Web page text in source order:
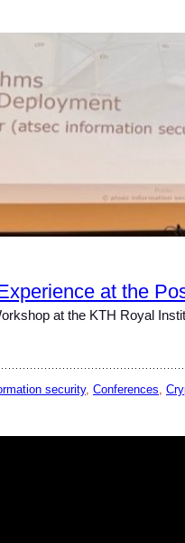
at the
at the KTH Royal
security, Conferences